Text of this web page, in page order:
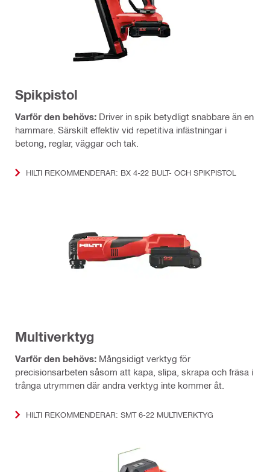
Spikpistol
Varför den behövs: Driver in spik betydligt snabbare än en
hammare. Särskilt effektiv vid repetitiva infästningar i
betong, reglar, väggar och tak.
HILTI REKOMMENDERAR: BX 4-22 BULT- OCH SPIKPISTOL
Multiverktyg
Varför den behövs: Mångsidigt verktyg för
precisionsarbeten såsom att kapa, slipa, skrapa och fräsa i
trånga utrymmen där andra verktyg inte kommer åt.
HILTI REKOMMENDERAR: SMT 6-22 MULTIVERKTYG